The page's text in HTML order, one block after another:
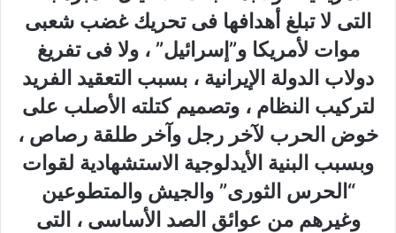
التى لا تبلغ أهدافها فى تحريك غضب شعبى
موات لأمريكا و”إسرائيل” ، ولا فى تفريغ
دولاب الدولة الإيرانية ، بسبب التعقيد الفريد
لتركيب النظام ، وتصميم كتلته الأصلب على
خوض الحرب لآخر رجل وآخر طلقة رصاص ،
وبسبب البنية الأيدلوجية الاستشهادية لقوات
“الحرس الثورى” والجيش والمتطوعين
وغيرهم من عوائق الصد الأساسى ، التى